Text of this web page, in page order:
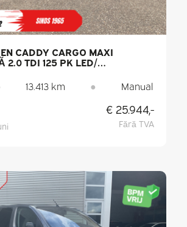
CADDY CARGO MAXI
2.0 TDI 125 PK LED/
13.413 km ● Manual
€ 25.944,-
Fără TVA